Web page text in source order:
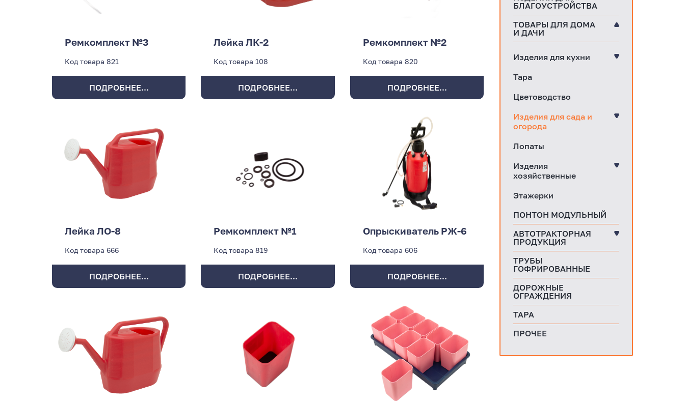
Ремкомплект №3
Код товара 821
ПОДРОБНЕЕ...
Лейка ЛК-2
Код товара 108
ПОДРОБНЕЕ...
Ремкомплект №2
Код товара 820
ПОДРОБНЕЕ...
Лейка ЛО-8
Код товара 666
ПОДРОБНЕЕ...
Ремкомплект №1
Код товара 819
ПОДРОБНЕЕ...
Опрыскиватель РЖ-6
Код товара 606
ПОДРОБНЕЕ...
БЛАГОУСТРОЙСТВА
ТОВАРЫ ДЛЯ ДОМА
И ДАЧИ
Изделия для кухни
Тара
Цветоводство
Изделия для сада и
огорода
Лопаты
Изделия
хозяйственные
Этажерки
ПОНТОН МОДУЛЬНЫЙ
АВТОТРАКТОРНАЯ
ПРОДУКЦИЯ
ТРУБЫ
ГОФРИРОВАННЫЕ
ДОРОЖНЫЕ
ОГРАЖДЕНИЯ
ТАРА
ПРОЧЕЕ